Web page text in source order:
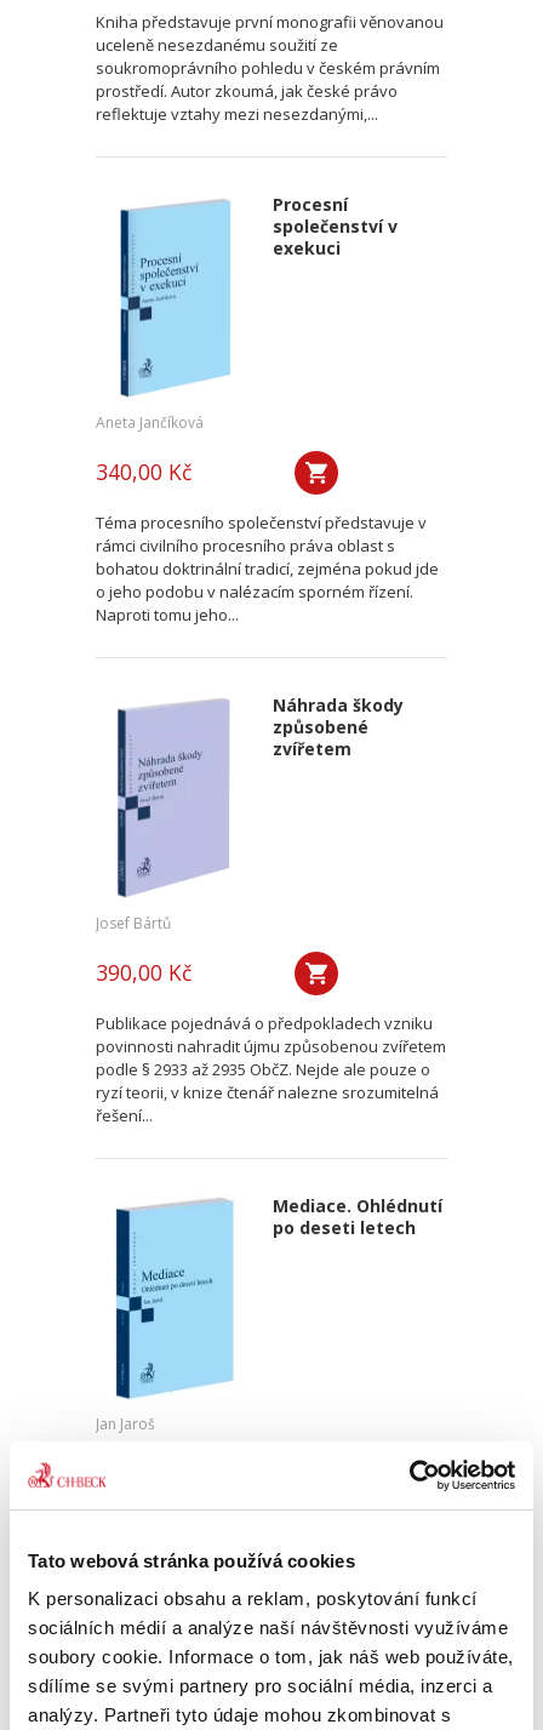
Tato webová stránka používá cookies
K personalizaci obsahu a reklam, poskytování funkcí
sociálních médií a analýze naší návštěvnosti využíváme
soubory cookie. Informace o tom, jak náš web používáte,
sdílíme se svými partnery pro sociální média, inzerci a
analýzy. Partneři tyto údaje mohou zkombinovat s
Kniha představuje první monografii věnovanou
uceleně nesezdanému soužití ze
soukromoprávního pohledu v českém právním
prostředí. Autor zkoumá, jak české právo
reflektuje vztahy mezi nesezdanými,...
Procesní
společenství v
exekuci
Aneta Jančíková
340,00 Kč
Téma procesního společenství představuje v
rámci civilního procesního práva oblast s
bohatou doktrinální tradicí, zejména pokud jde
o jeho podobu v nalézacím sporném řízení.
Naproti tomu jeho...
Náhrada škody
způsobené
zvířetem
Josef Bártů
390,00 Kč
Publikace pojednává o předpokladech vzniku
povinnosti nahradit újmu způsobenou zvířetem
podle § 2933 až 2935 ObčZ. Nejde ale pouze o
ryzí teorii, v knize čtenář nalezne srozumitelná
řešení...
Mediace. Ohlédnutí
po deseti letech
Jan Jaroš
470,00 Kč
kapitoly věnující se historickému vývoji
mediace, jejímu začlenění mezi alternativními
způsoby řešení sporů,...
Nepominutelný